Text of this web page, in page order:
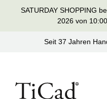
springen
SATURDAY SHOPPING
2026 von
Seit 37 Jahren